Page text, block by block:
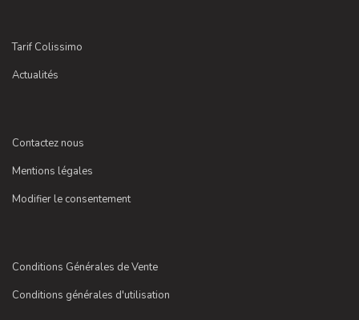
Tarif Colissimo
Actualités
Contactez nous
Mentions légales
Modifier le consentement
Conditions Générales de Vente
Conditions générales d'utilisation